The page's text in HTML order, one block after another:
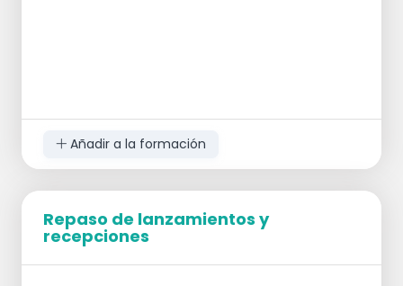
Añadir a la formación
Repaso de lanzamientos y
recepciones